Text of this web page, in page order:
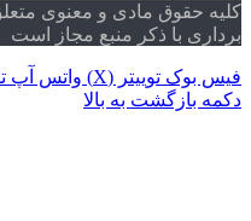
کلیه حقوق مادی و معنوی
برداری با ذکر منبع مجاز است
فیس بوک توییتر (X) واتس آپ
دکمه بازگشت به بالا